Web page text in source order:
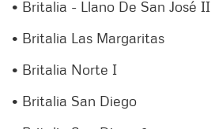
• Britalia - Llano De San José II
• Britalia Las Margaritas
• Britalia Norte I
• Britalia San Diego